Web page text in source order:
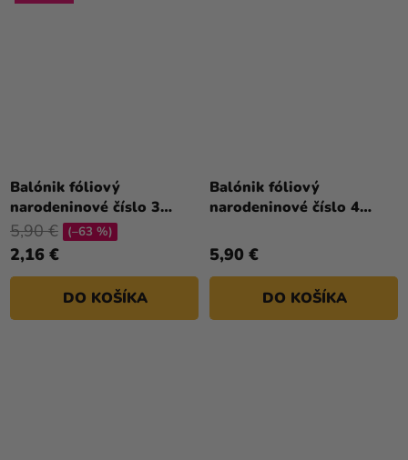
Balónik fóliový
narodeninové číslo 3
zlatý 86cm
hodnotenie
produktu
je
5,0
5
hviezdičiek.
2,16 €
5,90 € (–63 %)
DO KOŠÍKA
Balónik fóliový
narodeninové číslo 4
5,90 €
DO KOŠÍKA